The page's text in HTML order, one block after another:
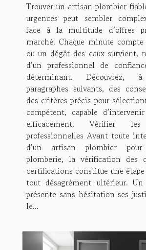
Trouver un artisan plombier
urgences peut sembler
face à la multitude d’offres
marché. Chaque minute compte
ou un dégât des eaux survient,
d’un professionnel de
déterminant. Découvrez,
paragraphes suivants, des
des critères précis pour
compétent, capable
efficacement. Vérifier les
professionnelles Avant toute
d’un artisan plombier
plomberie, la vérification des
certifications constitue une
tout désagrément ultérieur.
présente sans hésitation ses
le...